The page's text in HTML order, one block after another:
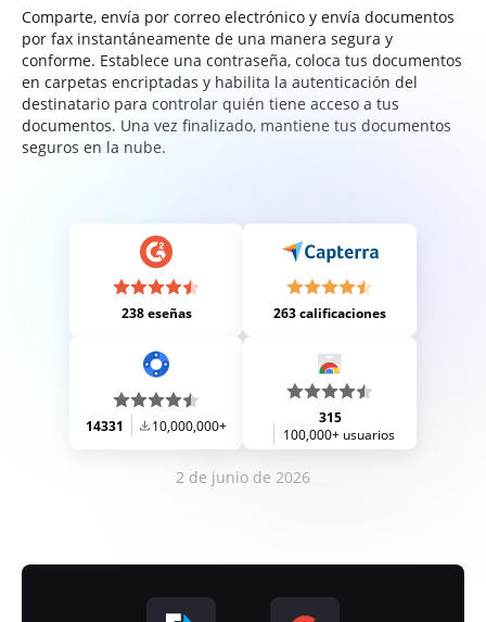
Comparte, envía por correo electrónico y envía documentos
por fax instantáneamente de una manera segura y
conforme. Establece una contraseña, coloca tus documentos
en carpetas encriptadas y habilita la autenticación del
destinatario para controlar quién tiene acceso a tus
documentos. Una vez finalizado, mantiene tus documentos
seguros en la nube.
238 eseñas 263 calificaciones
14331 10,000,000+
315
100,000+ usuarios
2 de junio de 2026